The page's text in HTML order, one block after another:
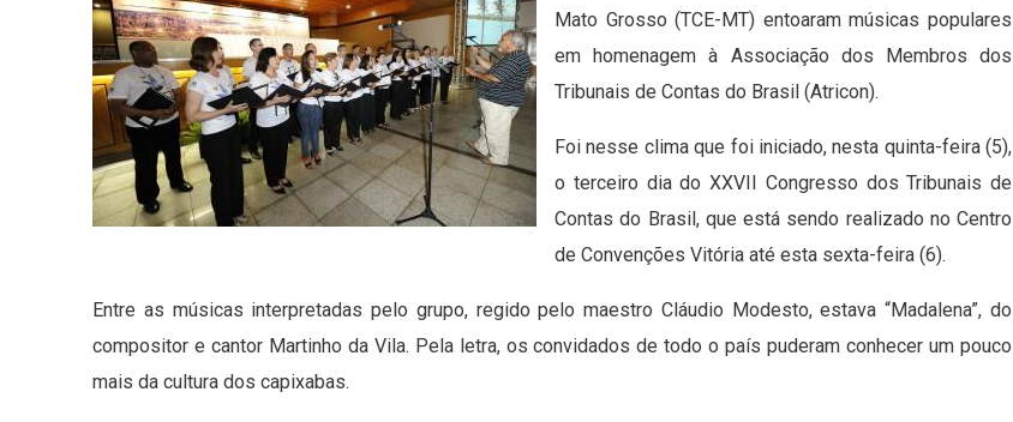
Mato Grosso (TCE-MT) entoaram músicas populares
em homenagem à Associação dos Membros dos
Tribunais de Contas do Brasil (Atricon).
Foi nesse clima que foi iniciado, nesta quinta-feira (5),
o terceiro dia do XXVII Congresso dos Tribunais de
Contas do Brasil, que está sendo realizado no Centro
de Convenções Vitória até esta sexta-feira (6).
Entre as músicas interpretadas pelo grupo, regido pelo maestro Cláudio Modesto, estava “Madalena”, do
compositor e cantor Martinho da Vila. Pela letra, os convidados de todo o país puderam conhecer um pouco
mais da cultura dos capixabas.